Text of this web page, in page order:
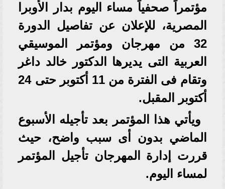
مؤتمراً صحفياً مساء اليوم بدار الأوبرا
المصرية، للإعلان عن تفاصيل الدورة
32 من مهرجان ومؤتمر الموسيقي
العربية التى يديرها الدكتور خالد داغر
وتقام فى الفترة من 11 أكتوبر حتى 24
أكتوبر المقبل.
ويأتي هذا المؤتمر بعد تأجيله الأسبوع
الماضي بدون أى سبب واضح، حيث
قررت إدارة المهرجان تأجيل المؤتمر
لمساء اليوم.